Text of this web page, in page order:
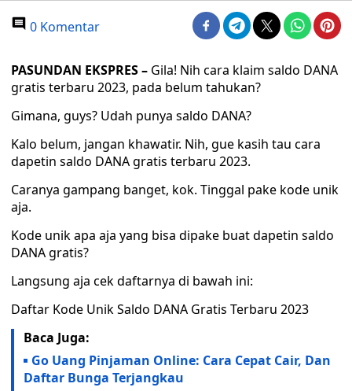
0 Komentar
PASUNDAN EKSPRES – Gila! Nih cara klaim saldo DANA
gratis terbaru 2023, pada belum tahukan?
Gimana, guys? Udah punya saldo DANA?
Kalo belum, jangan khawatir. Nih, gue kasih tau cara
dapetin saldo DANA gratis terbaru 2023.
Caranya gampang banget, kok. Tinggal pake kode unik
aja.
Kode unik apa aja yang bisa dipake buat dapetin saldo
DANA gratis?
Langsung aja cek daftarnya di bawah ini:
Daftar Kode Unik Saldo DANA Gratis Terbaru 2023
Baca Juga:
Go Uang Pinjaman Online: Cara Cepat Cair, Dan
Daftar Bunga Terjangkau